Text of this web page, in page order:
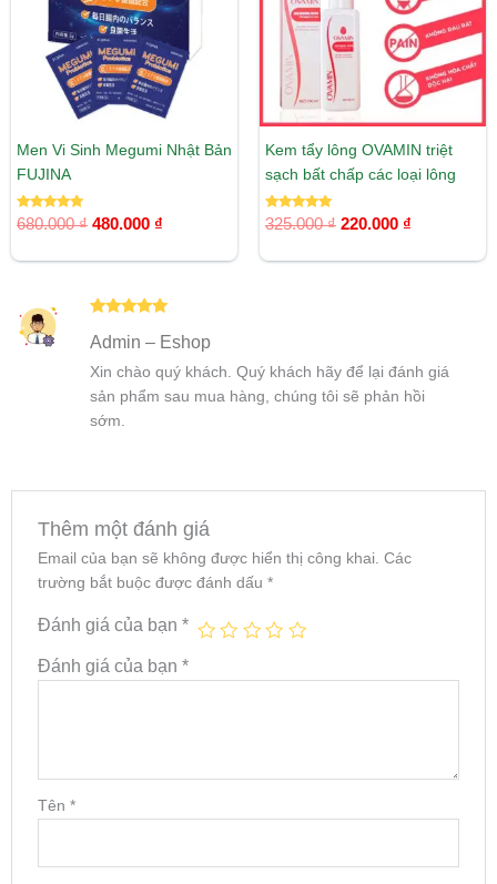
Men Vi Sinh Megumi Nhật Bản
FUJINA
Được xếp
hạng
680.000₫ 480.000 ₫
Kem tẩy lông OVAMIN triệt
sạch bất chấp các loại lông
Được xếp
hạng
325.000₫ 220.000 ₫
hạng55
Admin – Eshop
Xin chào quý khách. Quý khách hãy để lại đánh giá
sản phẩm sau mua hàng, chúng tôi sẽ phản hồi
sớm.
Thêm một đánh giá
Email của bạn sẽ không được hiển thị công khai. Các
trường bắt buộc được đánh dấu *
Đánh giá của bạn *
Đánh giá của bạn *
Tên *